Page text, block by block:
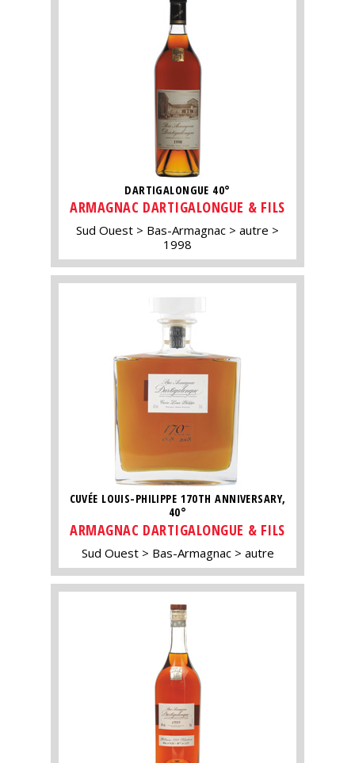
DARTIGALONGUE 40°
ARMAGNAC DARTIGALONGUE & FILS
Sud Ouest Bas-Armagnac
autre
1998
CUVÉE LOUIS-PHILIPPE 170TH ANNIVERSARY,
40°
ARMAGNAC DARTIGALONGUE & FILS
Sud Ouest Bas-Armagnac autre